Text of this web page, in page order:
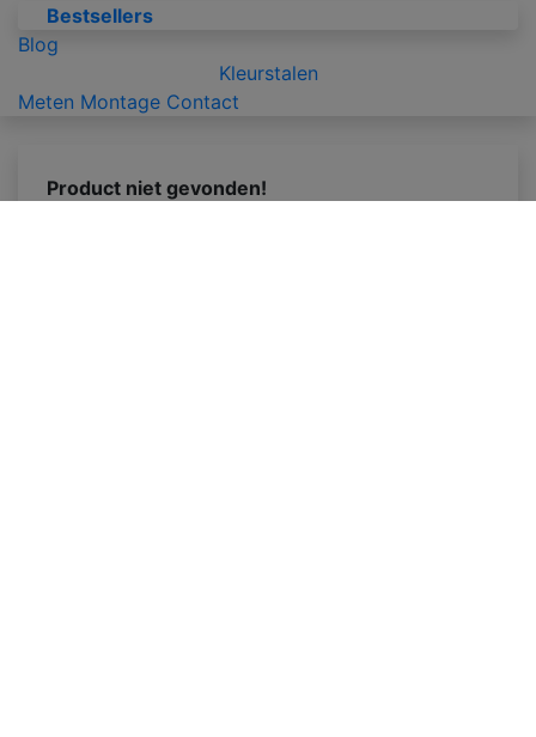
Bestsellers
Blog
Kleurstalen
Meten Montage Contact
Product niet gevonden!